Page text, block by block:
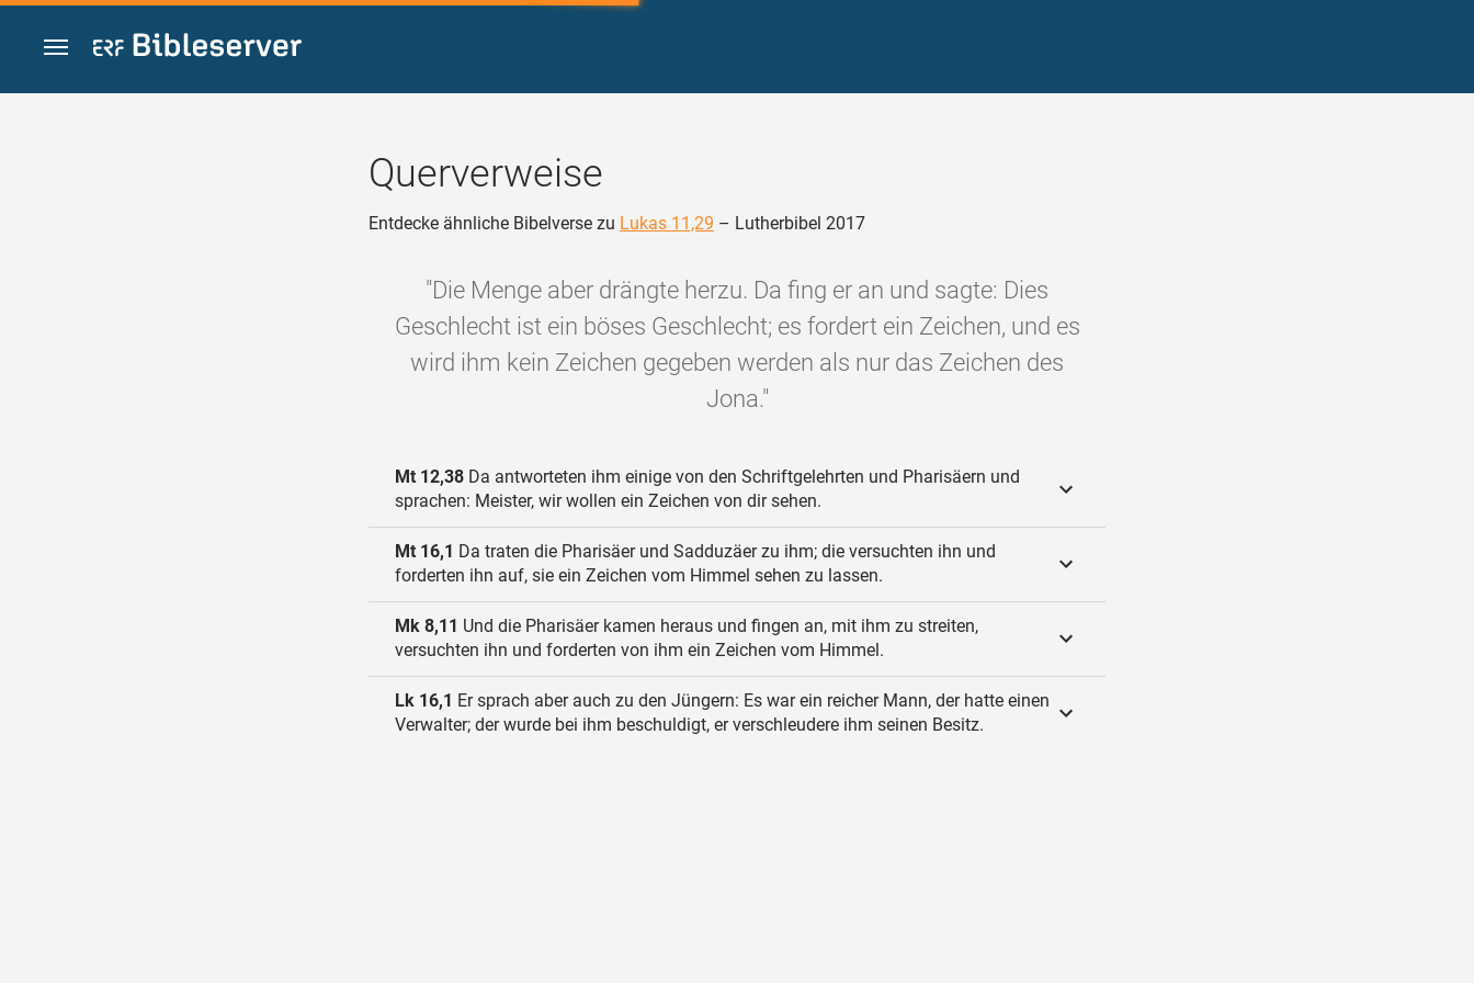
Zum Inhalt springen
Querverweise
Entdecke ähnliche Bibelverse zu Lukas 11,29 – Lutherbibel 2017
"Die Menge aber drängte herzu. Da fing er an und sagte: Dies
Geschlecht ist ein böses Geschlecht; es fordert ein Zeichen, und es
wird ihm kein Zeichen gegeben werden als nur das Zeichen des
Jona."
Mt 12,38 Da antworteten ihm einige von den Schriftgelehrten und Pharisäern und
sprachen: Meister, wir wollen ein Zeichen von dir sehen.
Mt 16,1 Da traten die Pharisäer und Sadduzäer zu ihm; die versuchten ihn und
forderten ihn auf, sie ein Zeichen vom Himmel sehen zu lassen.
Mk 8,11 Und die Pharisäer kamen heraus und fingen an, mit ihm zu streiten,
versuchten ihn und forderten von ihm ein Zeichen vom Himmel.
Lk 16,1 Er sprach aber auch zu den Jüngern: Es war ein reicher Mann, der hatte einen
Verwalter; der wurde bei ihm beschuldigt, er verschleudere ihm seinen Besitz.